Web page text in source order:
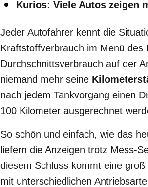
Kurios: Viele Autos zeigen
Jeder Autofahrer kennt die
Kraftstoffverbrauch im Menü
Durchschnittsverbrauch auf der
niemand mehr seine
nach jedem Tankvorgang einen
100 Kilometer ausgerechnet
So schön und einfach, wie das
liefern die Anzeigen trotz Mess-
diesem Schluss kommt eine
mit unterschiedlichen